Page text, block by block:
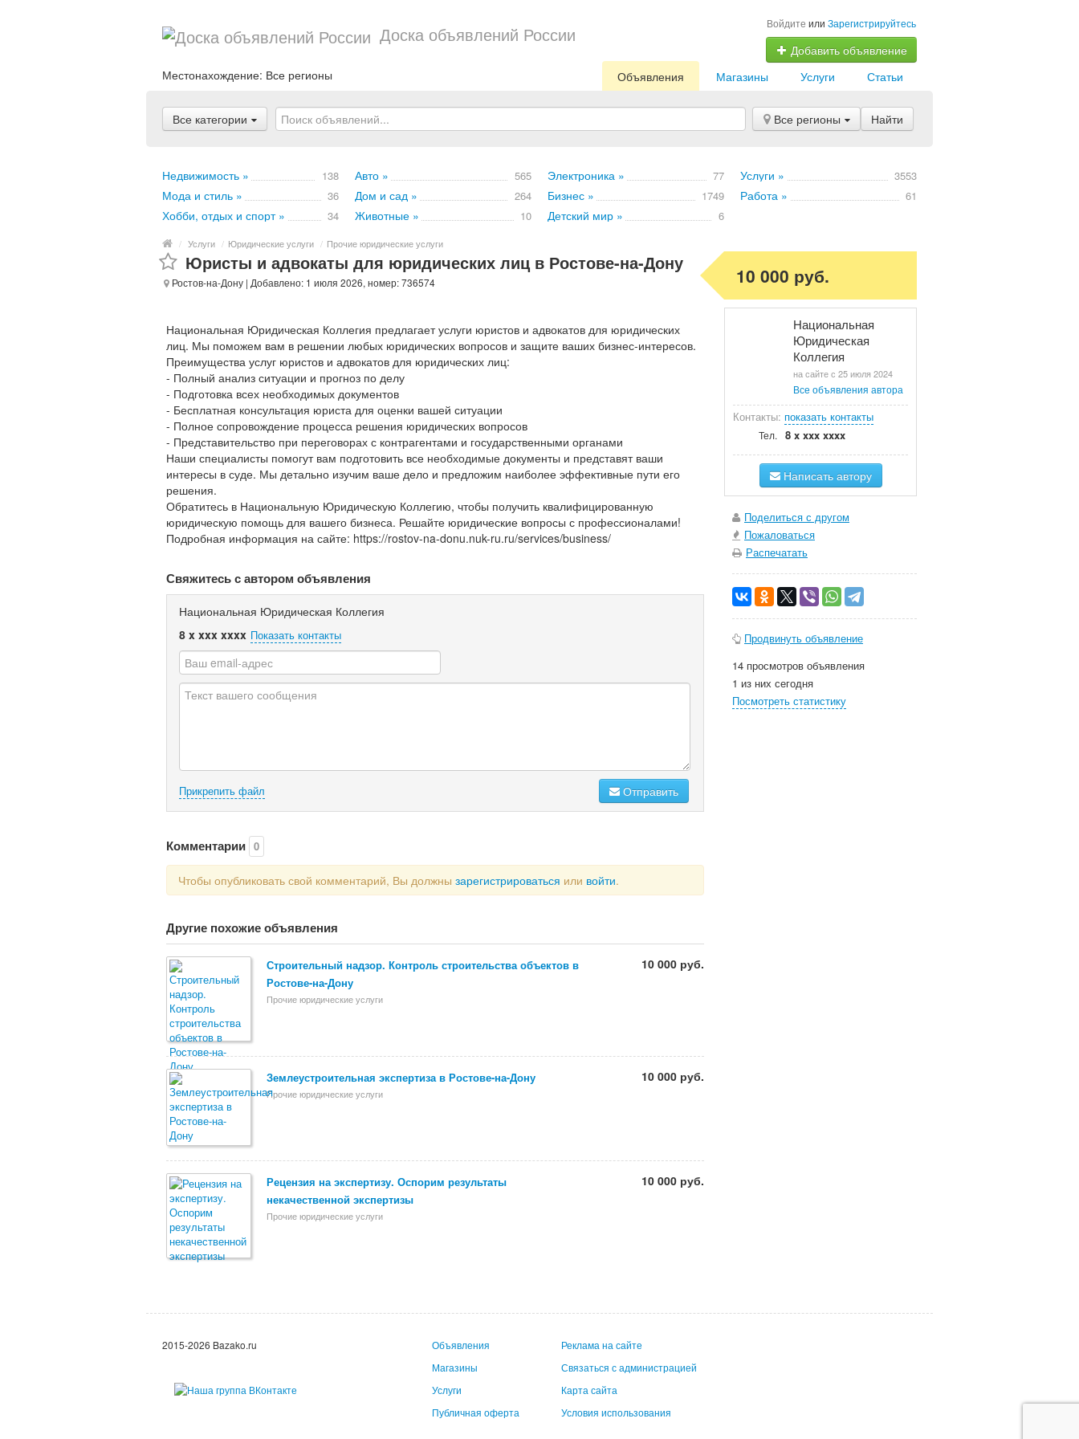
Доска объявлений России Войдите или Зарегистрируйтесь
Добавить объявление
Местонахождение: Все регионы Статьи
Услуги
Магазины
Объявления
Все категории Все регионы Найти
Недвижимость » 138 Авто » 565 Электроника » 77 Услуги » 3553
Мода и стиль » 36 Дом и сад » 264 Бизнес » 1749 Работа » 61
Хобби, отдых и спорт » 34 Животные » 10 Детский мир » 6
/ Услуги / Юридические услуги / Прочие юридические услуги
Юристы и адвокаты для юридических лиц в Ростове-на-Дону
Ростов-на-Дону | Добавлено: 1 июля 2026, номер: 736574
Национальная Юридическая Коллегия предлагает услуги юристов и адвокатов для юридических
лиц. Мы поможем вам в решении любых юридических вопросов и защите ваших бизнес-интересов.
Преимущества услуг юристов и адвокатов для юридических лиц:
- Полный анализ ситуации и прогноз по делу
- Подготовка всех необходимых документов
- Бесплатная консультация юриста для оценки вашей ситуации
- Полное сопровождение процесса решения юридических вопросов
- Представительство при переговорах с контрагентами и государственными органами
Наши специалисты помогут вам подготовить все необходимые документы и представят ваши
интересы в суде. Мы детально изучим ваше дело и предложим наиболее эффективные пути его
решения.
Обратитесь в Национальную Юридическую Коллегию, чтобы получить квалифицированную
юридическую помощь для вашего бизнеса. Решайте юридические вопросы с профессионалами!
Подробная информация на сайте: https://rostov-na-donu.nuk-ru.ru/services/business/
Свяжитесь с автором объявления
Национальная Юридическая Коллегия
8 x xxx xxxx Показать контакты
Прикрепить файл Отправить
Комментарии 0
Чтобы опубликовать свой комментарий, Вы должны зарегистрироваться или войти.
Другие похожие объявления
Строительный надзор. Контроль строительства объектов в
Ростове-на-Дону
Прочие юридические услуги
10 000 руб.
Землеустроительная экспертиза в Ростове-на-Дону
Прочие юридические услуги
10 000 руб.
Рецензия на экспертизу. Оспорим результаты
некачественной экспертизы
Прочие юридические услуги
10 000 руб.
10 000 руб.
Национальная
Юридическая
Коллегия
на сайте с 25 июля 2024
Все объявления автора
Контакты: показать контакты
Тел. 8 x xxx xxxx
Написать автору
Поделиться с другом
Пожаловаться
Распечатать
Продвинуть объявление
14 просмотров объявления
1 из них сегодня
Посмотреть статистику
2015-2026 Bazako.ru
Объявления
Магазины
Услуги
Публичная оферта
Реклама на сайте
Связаться с администрацией
Карта сайта
Условия использования